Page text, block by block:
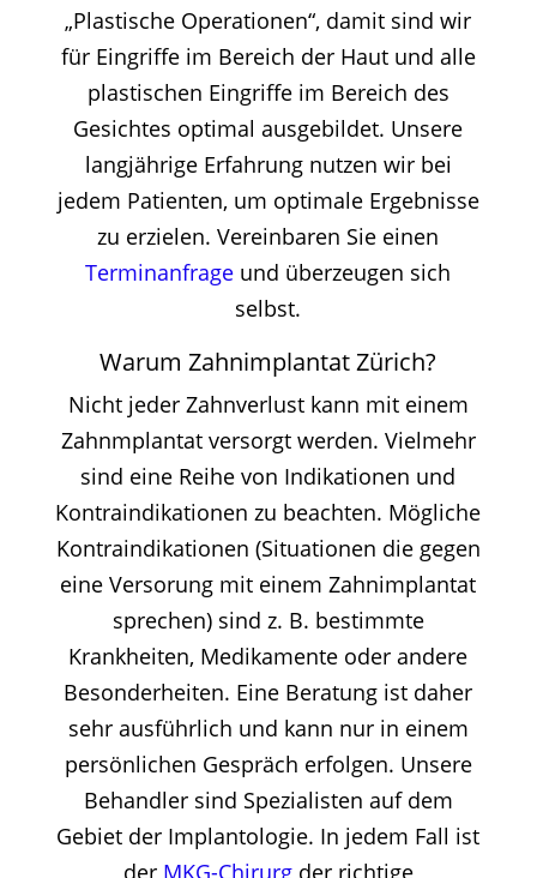
„Plastische Operationen“, damit sind wir
für Eingriffe im Bereich der Haut und alle
plastischen Eingriffe im Bereich des
Gesichtes optimal ausgebildet. Unsere
langjährige Erfahrung nutzen wir bei
jedem Patienten, um optimale Ergebnisse
zu erzielen. Vereinbaren Sie einen
Terminanfrage und überzeugen sich
selbst.
Warum Zahnimplantat Zürich?
Nicht jeder Zahnverlust kann mit einem
Zahnmplantat versorgt werden. Vielmehr
sind eine Reihe von Indikationen und
Kontraindikationen zu beachten. Mögliche
Kontraindikationen (Situationen die gegen
eine Versorung mit einem Zahnimplantat
sprechen) sind z. B. bestimmte
Krankheiten, Medikamente oder andere
Besonderheiten. Eine Beratung ist daher
sehr ausführlich und kann nur in einem
persönlichen Gespräch erfolgen. Unsere
Behandler sind Spezialisten auf dem
Gebiet der Implantologie. In jedem Fall ist
der MKG-Chirurgder richtige